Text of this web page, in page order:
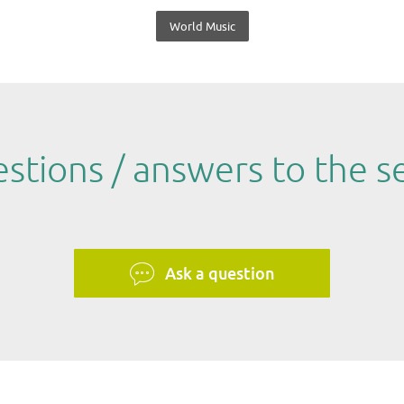
World Music
/ answers to the
Ask a question